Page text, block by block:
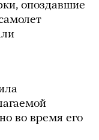
опоздавшие
во время его